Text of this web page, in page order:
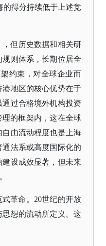
的得分持续低于上述竞
但历史数据和相关研
则体系，长期位居全
约束，对全球企业而
港地区的核心优势在于
过合格境外机构投资
的框架内，这在全球
由流动程度也是上海
通法系或高度国际化的
设成效显著，但未来
革命。20世纪的开放
想的流动所定义。这